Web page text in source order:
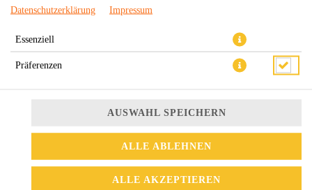
Datenschutzerklärung Impressum
Essenziell
Präferenzen
AUSWAHL SPEICHERN
ALLE ABLEHNEN
ALLE AKZEPTIEREN